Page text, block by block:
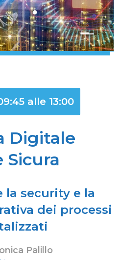
alle 13:00
Digitale
Sicura
la security e la
dei processi
Palillo